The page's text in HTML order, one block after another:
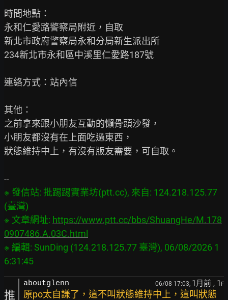
時間地點：
永和仁愛路警察局附近，自取
新北市政府警察局永和分局新生派出所
234新北市永和區中溪里仁愛路187號
連絡方式：站內信
其他：
之前拿來跟小朋友互動的懶骨頭沙發，
小朋友都沒有在上面吃過東西，
狀態維持中上，有沒有版友需要，可自取。
※ 發信站: 批踢踢實業坊(ptt.cc), 來自: 124.218.125.77
(臺灣)
※ 文章網址: https://www.ptt.cc/bbs/ShuangHe/M.178
0907486.A.03C.html
※ 編輯: SunDing (124.218.125.77 臺灣), 06/08/2026 1
推
aboutglenn 06/08 17:03, 1月前 , 1 F
原po太自謙了，這不叫狀態維持中上，這叫狀態